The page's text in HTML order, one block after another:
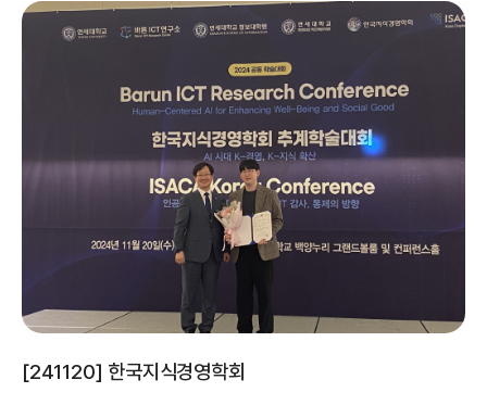
[241120] 한국지식경영학회